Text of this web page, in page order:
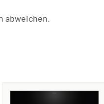
abweichen.